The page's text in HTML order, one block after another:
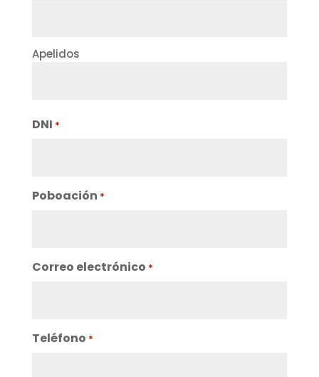
Apelidos
DNI *
Poboación *
Correo electrónico *
Teléfono *